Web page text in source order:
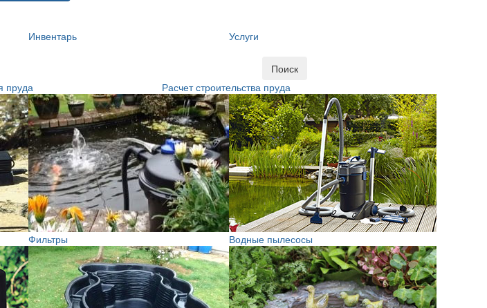
Инвентарь Услуги
Поиск
пруда Расчет строительства пруда
Фильтры Водные пылесосы